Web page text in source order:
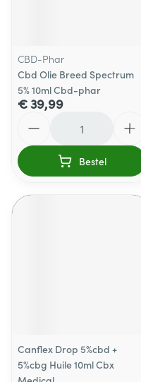
CBD-Phar
Cbd Olie Breed Spectrum
5% 10ml Cbd-phar
€ 39,99
Bestel
Canflex Drop 5%cbd +
5%cbg Huile 10ml Cbx